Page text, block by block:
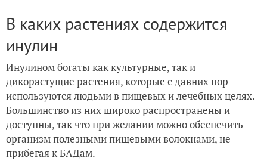
В каких растениях содержится
инулин
Инулином богаты как культурные, так и
дикорастущие растения, которые с давних пор
используются людьми в пищевых и лечебных целях.
Большинство из них широко распространены и
доступны, так что при желании можно обеспечить
организм полезными пищевыми волокнами, не
прибегая к БАДам.